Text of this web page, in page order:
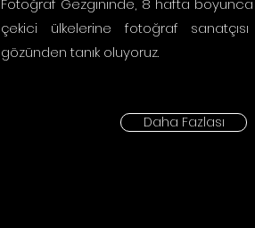
Fotoğraf Gezgininde, 8 hafta
çekici ülkelerine fotoğraf
gözünden tanık oluyoruz.
Daha Fazlası